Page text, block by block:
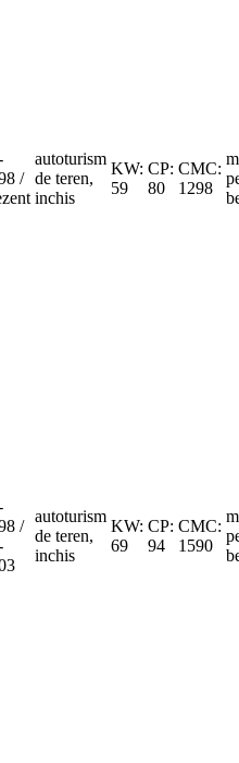
/
autoturism
de teren,
inchis
KW:
59
CP:
80
CMC:
1298
/
autoturism
de teren,
inchis
KW:
69
CP:
94
CMC:
1590